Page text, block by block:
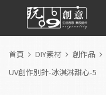
首頁 DIY素材 創作品
UV創作別針-冰淇淋甜心-5